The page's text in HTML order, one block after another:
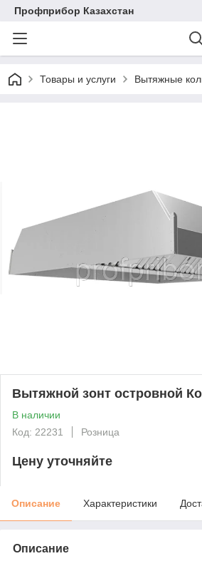
Профприбор Казахстан
Товары и услуги Вытяжные
Вытяжной зонт островной
В наличии
Код: 22231
Розница
Цену уточняйте
Описание Характеристики
Описание